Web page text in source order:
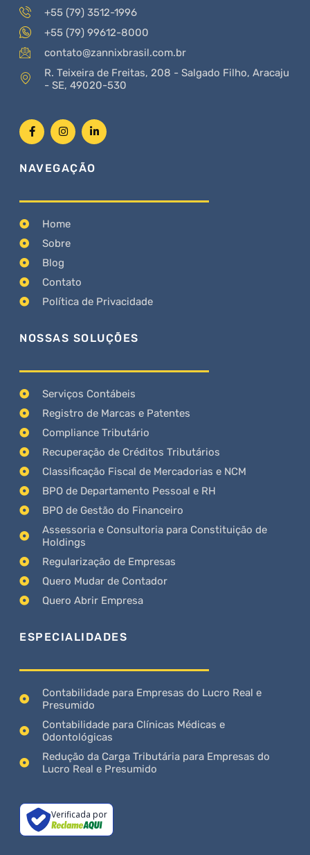
+55 (79) 3512-1996
+55 (79) 99612-8000
contato@zannixbrasil.com.br
R. Teixeira de Freitas, 208 - Salgado Filho, Aracaju
- SE, 49020-530
NAVEGAÇÃO
Home
Sobre
Blog
Contato
Política de Privacidade
NOSSAS SOLUÇÕES
Serviços Contábeis
Registro de Marcas e Patentes
Compliance Tributário
Recuperação de Créditos Tributários
Classificação Fiscal de Mercadorias e NCM
BPO de Departamento Pessoal e RH
BPO de Gestão do Financeiro
Assessoria e Consultoria para Constituição de
Holdings
Regularização de Empresas
Quero Mudar de Contador
Quero Abrir Empresa
ESPECIALIDADES
Contabilidade para Empresas do Lucro Real e
Presumido
Contabilidade para Clínicas Médicas e
Odontológicas
Redução da Carga Tributária para Empresas do
Lucro Real e Presumido
Verificada por